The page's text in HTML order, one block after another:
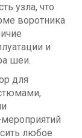
узла, что
воротника
и
шеи.
для
любое